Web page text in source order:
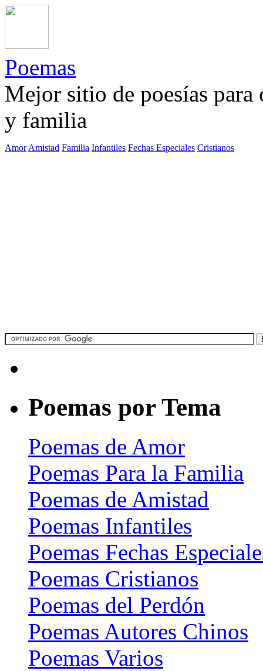
Poemas
Mejor sitio de poesías
y familia
Amor Amistad Familia Infantiles Fechas Especiales Cristianos
Poemas por Tema
Poemas de Amor
Poemas Para la Familia
Poemas de Amistad
Poemas Infantiles
Poemas Fechas
Poemas Cristianos
Poemas del Perdón
Poemas Autores Chinos
Poemas Varios